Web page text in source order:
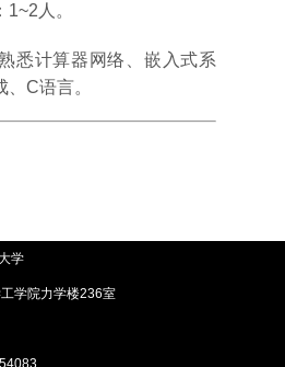
人。
计算器网络、嵌入式系
C语言。
学
学院力学楼236室